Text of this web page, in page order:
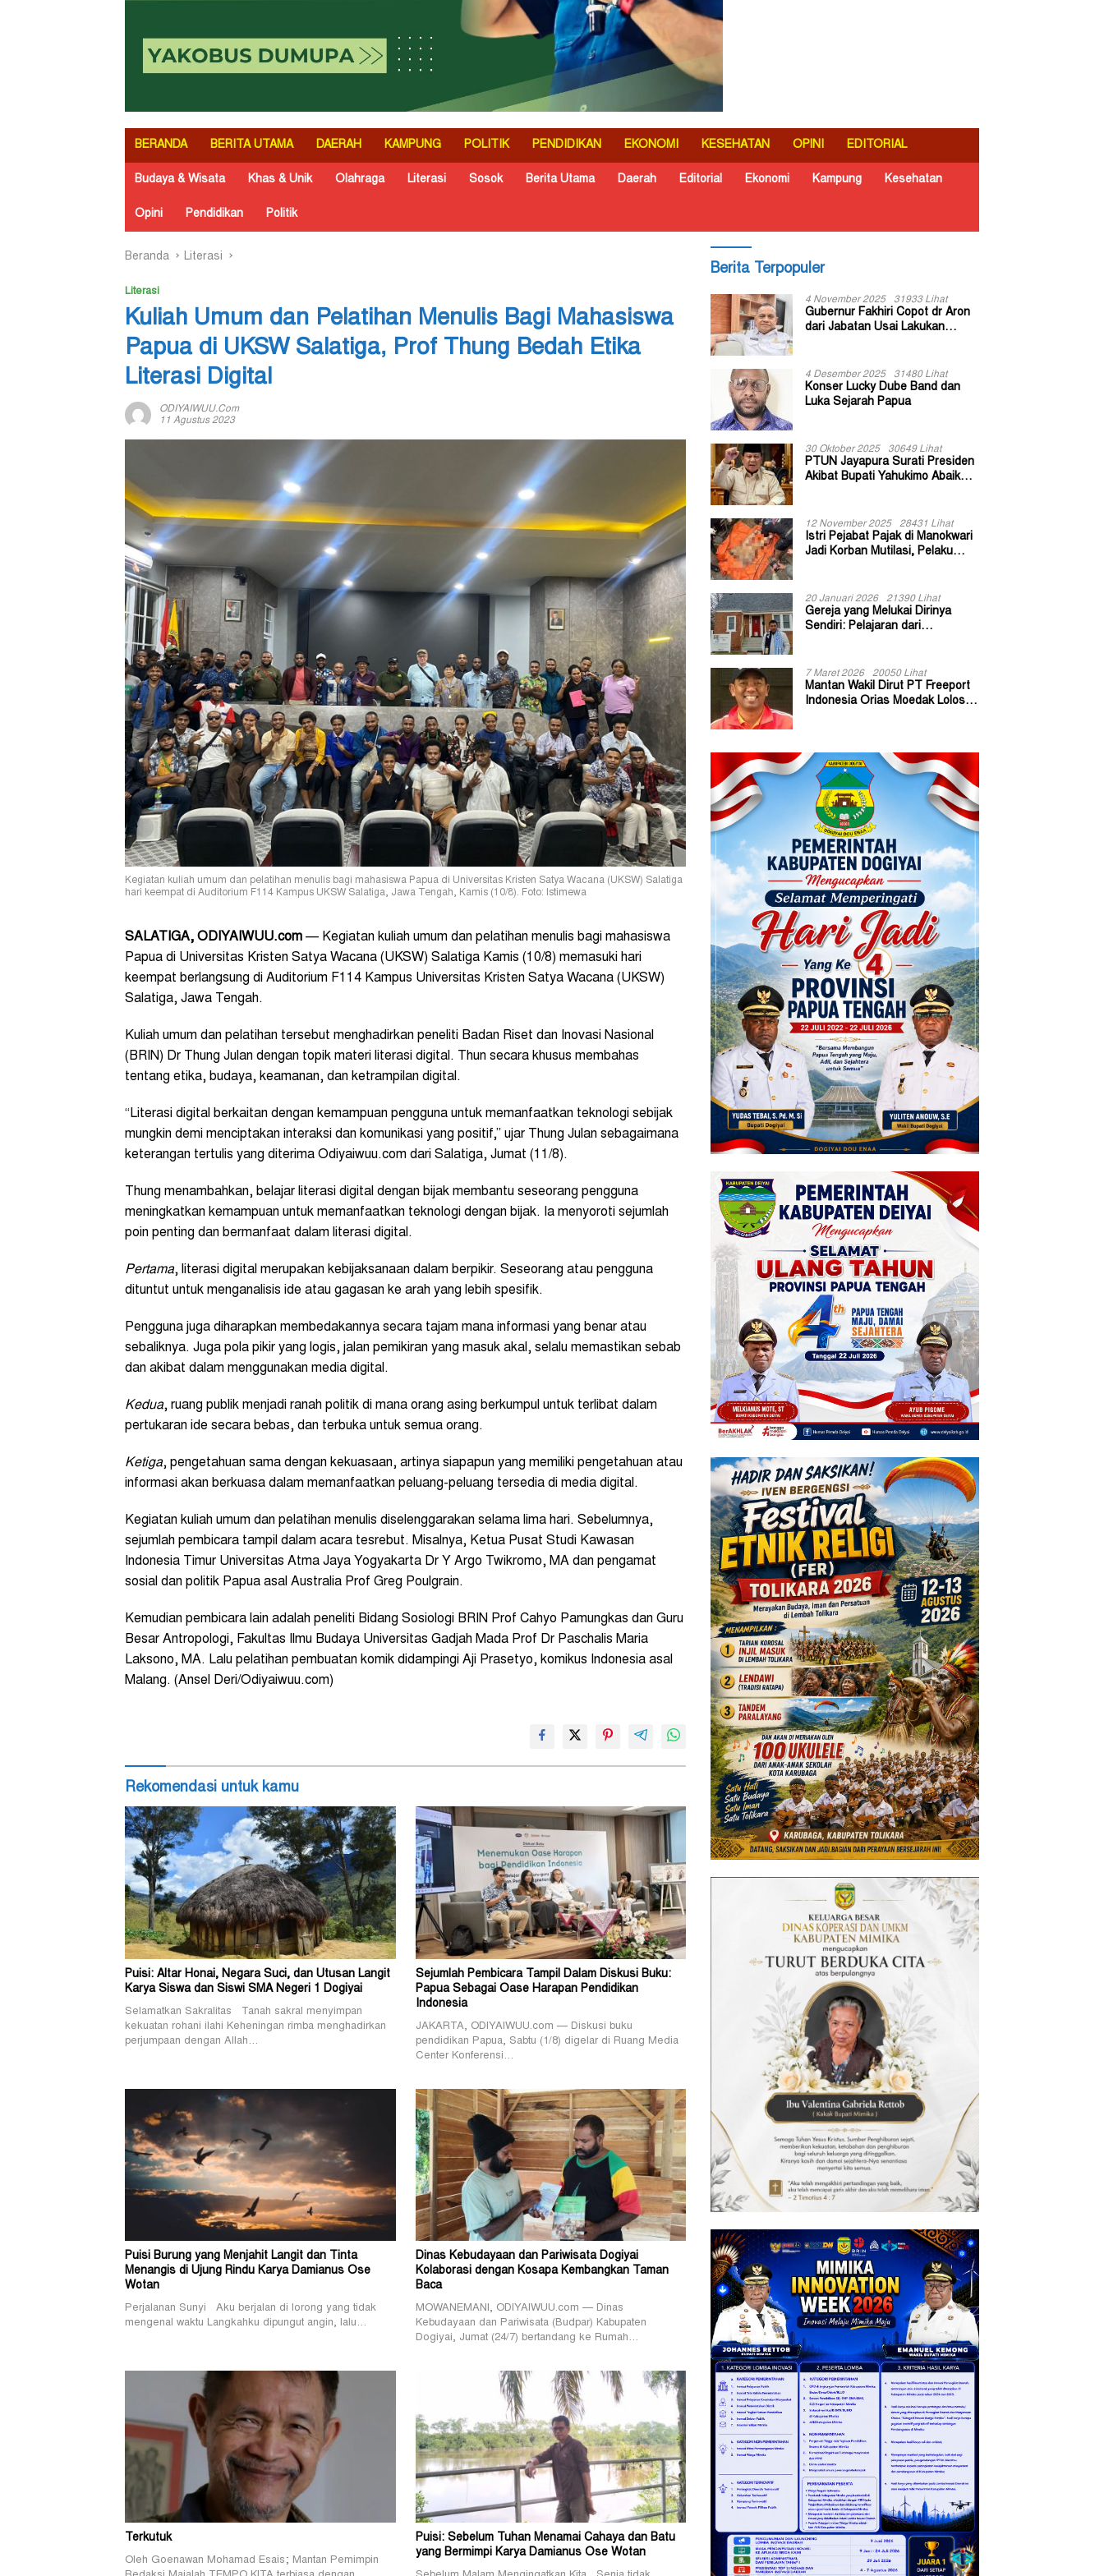
BERANDA BERITA UTAMA DAERAH KAMPUNG POLITIK PENDIDIKAN EKONOMI KESEHATAN OPINI EDITORIAL
Budaya & Wisata Khas & Unik Olahraga Literasi Sosok Berita Utama Daerah Editorial Ekonomi Kampung Kesehatan
Opini Pendidikan Politik
Beranda Literasi
Literasi
Kuliah Umum dan Pelatihan Menulis Bagi Mahasiswa
Papua di UKSW Salatiga, Prof Thung Bedah Etika
Literasi Digital
ODIYAIWUU.com
11 Agustus 2023
Kegiatan kuliah umum dan pelatihan menulis bagi mahasiswa Papua di Universitas Kristen Satya Wacana (UKSW) Salatiga
hari keempat di Auditorium F114 Kampus UKSW Salatiga, Jawa Tengah, Kamis (10/8). Foto: Istimewa
SALATIGA, ODIYAIWUU.com — Kegiatan kuliah umum dan pelatihan menulis bagi mahasiswa
Papua di Universitas Kristen Satya Wacana (UKSW) Salatiga Kamis (10/8) memasuki hari
keempat berlangsung di Auditorium F114 Kampus Universitas Kristen Satya Wacana (UKSW)
Salatiga, Jawa Tengah.
Kuliah umum dan pelatihan tersebut menghadirkan peneliti Badan Riset dan Inovasi Nasional
(BRIN) Dr Thung Julan dengan topik materi literasi digital. Thun secara khusus membahas
tentang etika, budaya, keamanan, dan ketrampilan digital.
“Literasi digital berkaitan dengan kemampuan pengguna untuk memanfaatkan teknologi sebijak
mungkin demi menciptakan interaksi dan komunikasi yang positif,” ujar Thung Julan sebagaimana
keterangan tertulis yang diterima Odiyaiwuu.com dari Salatiga, Jumat (11/8).
Thung menambahkan, belajar literasi digital dengan bijak membantu seseorang pengguna
meningkatkan kemampuan untuk memanfaatkan teknologi dengan bijak. Ia menyoroti sejumlah
poin penting dan bermanfaat dalam literasi digital.
Pertama, literasi digital merupakan kebijaksanaan dalam berpikir. Seseorang atau pengguna
dituntut untuk menganalisis ide atau gagasan ke arah yang lebih spesifik.
Pengguna juga diharapkan membedakannya secara tajam mana informasi yang benar atau
sebaliknya. Juga pola pikir yang logis, jalan pemikiran yang masuk akal, selalu memastikan sebab
dan akibat dalam menggunakan media digital.
Kedua, ruang publik menjadi ranah politik di mana orang asing berkumpul untuk terlibat dalam
pertukaran ide secara bebas, dan terbuka untuk semua orang.
Ketiga, pengetahuan sama dengan kekuasaan, artinya siapapun yang memiliki pengetahuan atau
informasi akan berkuasa dalam memanfaatkan peluang-peluang tersedia di media digital.
Kegiatan kuliah umum dan pelatihan menulis diselenggarakan selama lima hari. Sebelumnya,
sejumlah pembicara tampil dalam acara tesrebut. Misalnya, Ketua Pusat Studi Kawasan
Indonesia Timur Universitas Atma Jaya Yogyakarta Dr Y Argo Twikromo, MA dan pengamat
sosial dan politik Papua asal Australia Prof Greg Poulgrain.
Kemudian pembicara lain adalah peneliti Bidang Sosiologi BRIN Prof Cahyo Pamungkas dan Guru
Besar Antropologi, Fakultas Ilmu Budaya Universitas Gadjah Mada Prof Dr Paschalis Maria
Laksono, MA. Lalu pelatihan pembuatan komik didampingi Aji Prasetyo, komikus Indonesia asal
Malang. (Ansel Deri/Odiyaiwuu.com)
Rekomendasi untuk kamu
Puisi: Altar Honai, Negara Suci, dan Utusan Langit
Karya Siswa dan Siswi SMA Negeri 1 Dogiyai
Selamatkan Sakralitas Tanah sakral menyimpan
kekuatan rohani ilahi Keheningan rimba menghadirkan
perjumpaan dengan Allah…
Sejumlah Pembicara Tampil Dalam Diskusi Buku:
Papua Sebagai Oase Harapan Pendidikan
Indonesia
JAKARTA, ODIYAIWUU.com — Diskusi buku
pendidikan Papua, Sabtu (1/8) digelar di Ruang Media
Center Konferensi…
Puisi Burung yang Menjahit Langit dan Tinta
Menangis di Ujung Rindu Karya Damianus Ose
Wotan
Perjalanan Sunyi Aku berjalan di lorong yang tidak
mengenal waktu Langkahku dipungut angin, lalu…
Dinas Kebudayaan dan Pariwisata Dogiyai
Kolaborasi dengan Kosapa Kembangkan Taman
Baca
MOWANEMANI, ODIYAIWUU.com — Dinas
Kebudayaan dan Pariwisata (Budpar) Kabupaten
Dogiyai, Jumat (24/7) bertandang ke Rumah…
Terkutuk
Oleh Goenawan Mohamad Esais; Mantan Pemimpin
Puisi: Sebelum Tuhan Menamai Cahaya dan Batu
yang Bermimpi Karya Damianus Ose Wotan
Berita Terpopuler
4 November 2025 31933 Lihat
Gubernur Fakhiri Copot dr Aron
dari Jabatan Usai Lakukan
4 Desember 2025 31480 Lihat
Konser Lucky Dube Band dan
Luka Sejarah Papua
30 Oktober 2025 30649 Lihat
PTUN Jayapura Surati Presiden
Akibat Bupati Yahukimo Abaikan
12 November 2025 28431 Lihat
Istri Pejabat Pajak di Manokwari
Jadi Korban Mutilasi, Pelaku
20 Januari 2026 21390 Lihat
Gereja yang Melukai Dirinya
Sendiri: Pelajaran dari
7 Maret 2026 20050 Lihat
Mantan Wakil Dirut PT Freeport
Indonesia Orias Moedak Lolos